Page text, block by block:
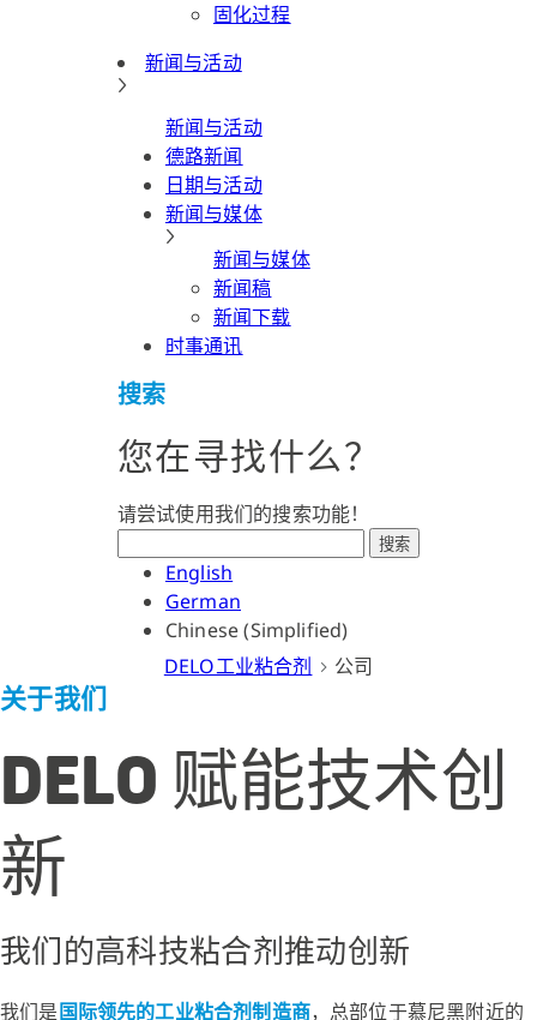
固化过程
新闻与活动
新闻与活动
德路新闻
日期与活动
新闻与媒体
新闻与媒体
新闻稿
新闻下载
时事通讯
搜索
您在寻找什么？
请尝试使用我们的搜索功能！
搜索
English
German
Chinese (Simplified)
DELO工业粘合剂
公司
关于我们
DELO 赋能技术创
新
我们的高科技粘合剂推动创新
我们是国际领先的工业粘合剂制造商，总部位于慕尼黑附近的